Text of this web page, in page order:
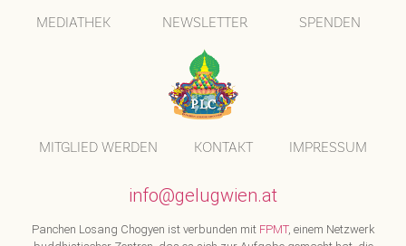
MEDIATHEK NEWSLETTER SPENDEN
MITGLIED WERDEN KONTAKT IMPRESSUM
info@gelugwien.at
Panchen Losang Chogyen ist verbunden mit FPMT, einem Netzwerk